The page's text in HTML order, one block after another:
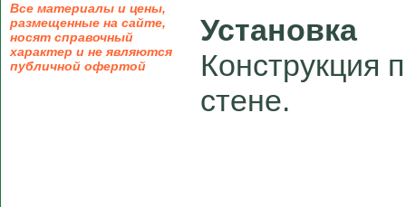
Все материалы и цены,
размещенные на сайте,
носят справочный
характер и не являются
публичной офертой
Установка
Конструкция
стене.